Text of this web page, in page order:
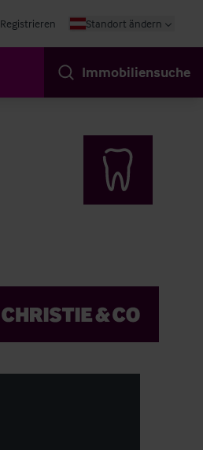
Registrieren Standort ändern
Immobiliensuche